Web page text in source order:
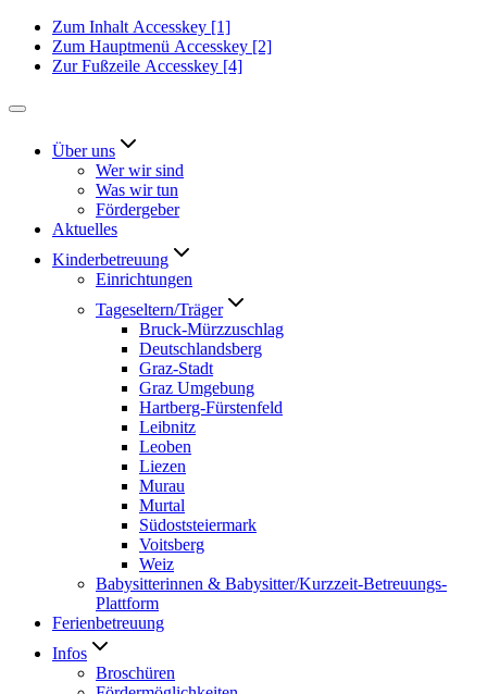
Zum Inhalt Accesskey [1]
Zum Hauptmenü Accesskey [2]
Zur Fußzeile Accesskey [4]
Über uns
Wer wir sind
Was wir tun
Fördergeber
Aktuelles
Kinderbetreuung
Einrichtungen
Tageseltern/Träger
Bruck-Mürzzuschlag
Deutschlandsberg
Graz-Stadt
Graz Umgebung
Hartberg-Fürstenfeld
Leibnitz
Leoben
Liezen
Murau
Murtal
Südoststeiermark
Voitsberg
Weiz
Babysitterinnen & Babysitter/Kurzzeit-Betreuungs-
Plattform
Ferienbetreuung
Infos
Broschüren